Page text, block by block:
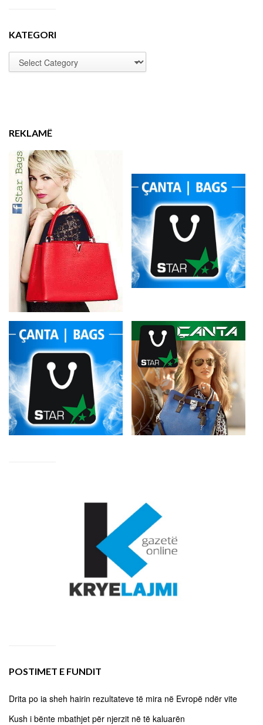
KATEGORI
REKLAMË
POSTIMET E FUNDIT
Drita po ia sheh hairin rezultateve të mira në Evropë ndër vite
Kush i bënte mbathjet për njerzit në të kaluarën